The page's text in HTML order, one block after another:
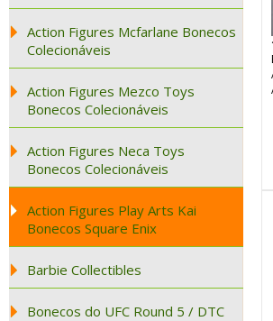
Action Figures Mcfarlane Bonecos
Colecionáveis
Action Figures Mezco Toys
Bonecos Colecionáveis
Action Figures Neca Toys
Bonecos Colecionáveis
Action Figures Play Arts Kai
Bonecos Square Enix
Barbie Collectibles
Bonecos do UFC Round 5 / DTC